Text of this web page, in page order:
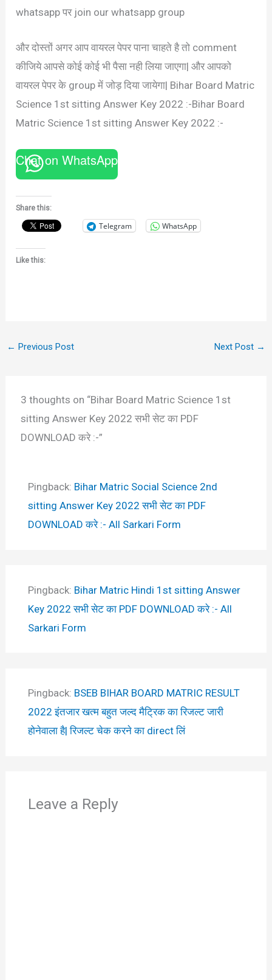
whatsapp पर join our whatsapp group
और दोस्तों अगर आप वायरल पेपर पाना चाहते है तो comment
कीजिये आपसे कोई कोई भी पैसा नही लिया जाएगा| और आपको
वायरल पेपर के group में जोड़ दिया जायेगा| Bihar Board Matric
Science 1st sitting Answer Key 2022 :-Bihar Board
Matric Science 1st sitting Answer Key 2022 :-
Chat on WhatsApp
Share this:
Telegram WhatsApp
Like this:
← Previous Post Next Post →
3 thoughts on “Bihar Board Matric Science 1st
sitting Answer Key 2022 सभी सेट का PDF
DOWNLOAD करे :-”
Pingback: Bihar Matric Social Science 2nd
sitting Answer Key 2022 सभी सेट का PDF
DOWNLOAD करे :- All Sarkari Form
Pingback: Bihar Matric Hindi 1st sitting Answer
Key 2022 सभी सेट का PDF DOWNLOAD करे :- All
Sarkari Form
Pingback: BSEB BIHAR BOARD MATRIC RESULT
2022 इंतजार खत्म बहुत जल्द मैट्रिक का रिजल्ट जारी
होनेवाला है| रिजल्ट चेक करने का direct लिं
Leave a Reply